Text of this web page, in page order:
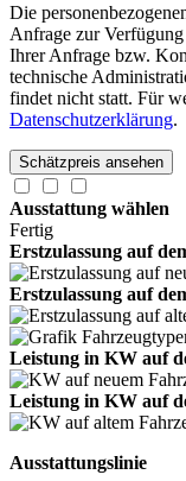
Die
Anfrage zur
Ihrer Anfrage bzw.
technische
findet nicht statt. Für
Datenschutzerklärung.
Ausstattung wählen
Fertig
Erstzulassung auf
Erstzulassung auf
Leistung in KW auf
Leistung in KW auf
Ausstattungslinie